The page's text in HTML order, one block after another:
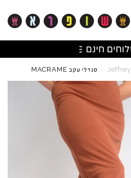
Jeffrey
/ סנדלי עקב MACRAME